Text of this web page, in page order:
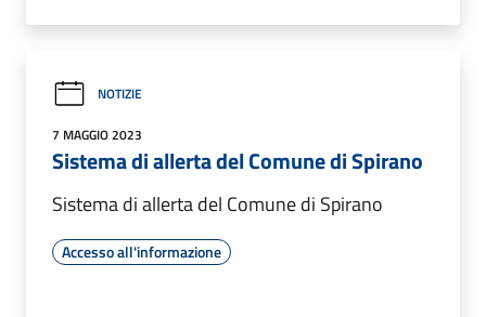
NOTIZIE
7 MAGGIO 2023
Sistema di allerta del Comune di Spirano
Sistema di allerta del Comune di Spirano
Accesso all'informazione